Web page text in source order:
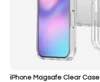
iPhone Magsafe Clear Case